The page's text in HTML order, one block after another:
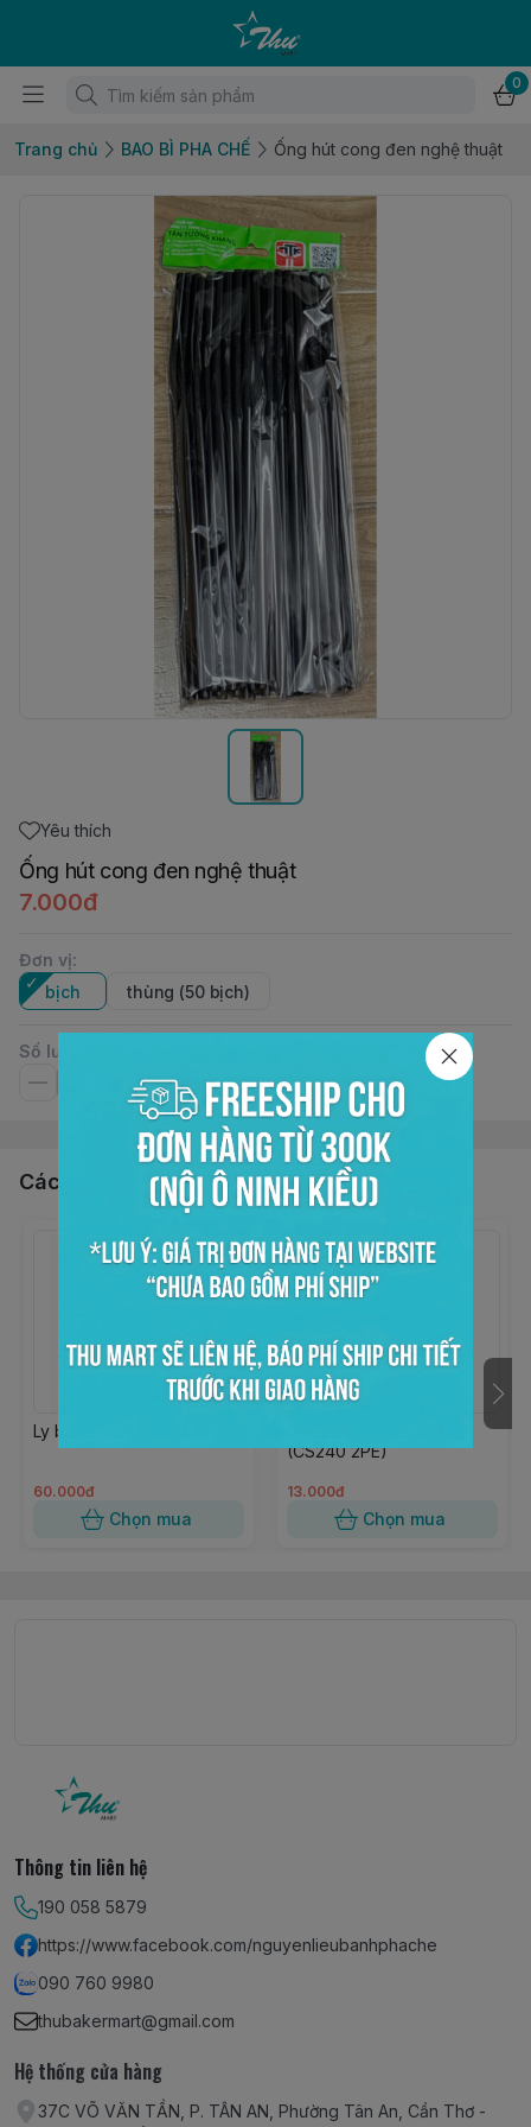
0
Trang chủ BAO BÌ PHA CHẾ Ống hút cong đen nghệ thuật
Yêu thích
Ống hút cong đen nghệ thuật
7.000đ
Đơn vị:
bịch
thùng (50 bịch)
Số lượng
Các sản phẩm, dịch vụ khác
Ly bầu 700ml UKP
60.000đ
Chọn mua
(CS240 2PE)
13.000đ
Chọn mua
Thông tin liên hệ
190 058 5879
https://www.facebook.com/nguyenlieubanhphache
090 760 9980
thubakermart@gmail.com
Hệ thống cửa hàng
37C VÕ VĂN TẦN, P. TÂN AN, Phường Tân An, Cần Thơ -